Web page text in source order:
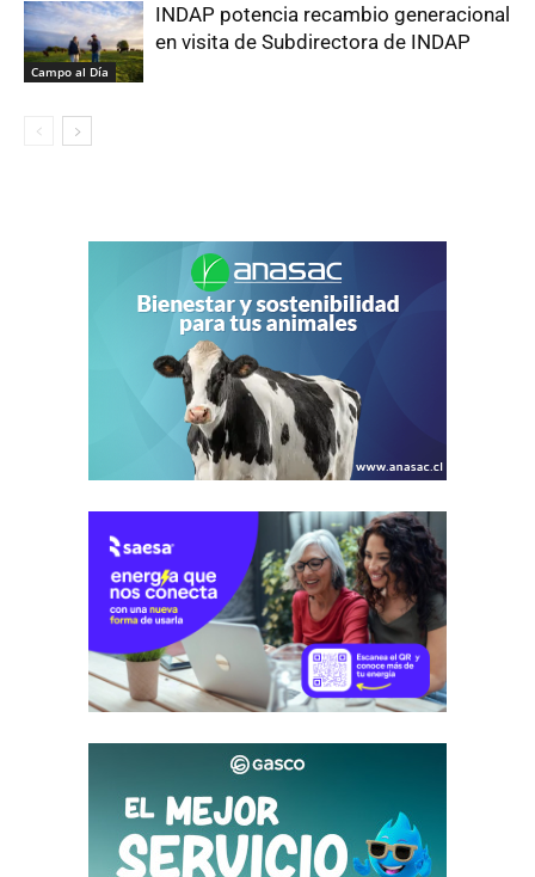
Campo al Día
INDAP potencia recambio generacional
en visita de Subdirectora de INDAP